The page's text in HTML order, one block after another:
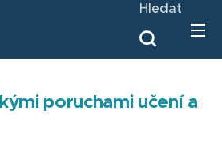
Hledat
poruchami učení a